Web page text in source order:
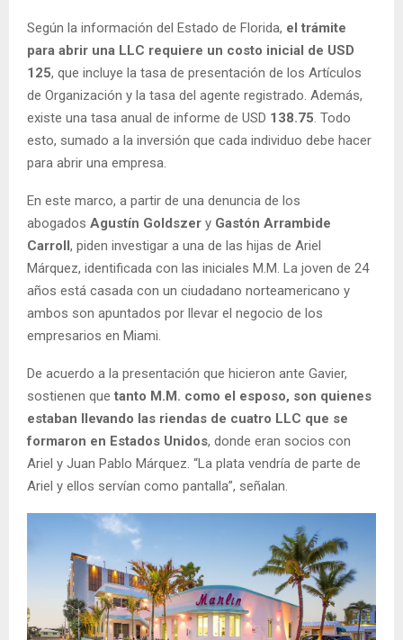
Según la información del Estado de Florida, el trámite
para abrir una LLC requiere un costo inicial de USD
125, que incluye la tasa de presentación de los Artículos
de Organización y la tasa del agente registrado. Además,
existe una tasa anual de informe de USD 138.75. Todo
esto, sumado a la inversión que cada individuo debe hacer
para abrir una empresa.
En este marco, a partir de una denuncia de los
abogados Agustín Goldszer y Gastón Arrambide
Carroll, piden investigar a una de las hijas de Ariel
Márquez, identificada con las iniciales M.M. La joven de 24
años está casada con un ciudadano norteamericano y
ambos son apuntados por llevar el negocio de los
empresarios en Miami.
De acuerdo a la presentación que hicieron ante Gavier,
sostienen que tanto M.M. como el esposo, son quienes
estaban llevando las riendas de cuatro LLC que se
formaron en Estados Unidos, donde eran socios con
Ariel y Juan Pablo Márquez. “La plata vendría de parte de
Ariel y ellos servían como pantalla”, señalan.